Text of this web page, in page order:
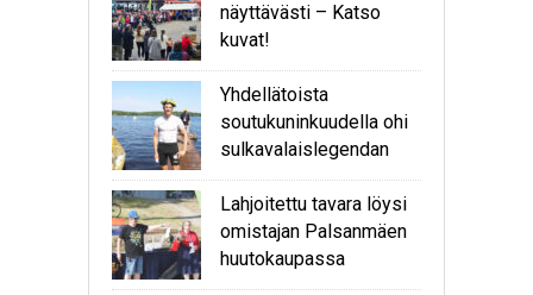
näyttävästi – Katso
kuvat!
Yhdellätoista
soutukuninkuudella ohi
sulkavalaislegendan
Lahjoitettu tavara löysi
omistajan Palsanmäen
huutokaupassa